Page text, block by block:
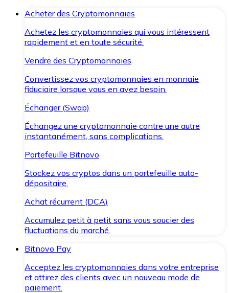
Acheter des Cryptomonnaies
Achetez les cryptomonnaies qui vous intéressent
rapidement et en toute sécurité.
Vendre des Cryptomonnaies
Convertissez vos cryptomonnaies en monnaie
fiduciaire lorsque vous en avez besoin.
Échanger (Swap)
Échangez une cryptomonnaie contre une autre
instantanément, sans complications.
Portefeuille Bitnovo
Stockez vos cryptos dans un portefeuille auto-
dépositaire.
Achat récurrent (DCA)
Accumulez petit à petit sans vous soucier des
fluctuations du marché.
Bitnovo Pay
Acceptez les cryptomonnaies dans votre entreprise
et attirez des clients avec un nouveau mode de
paiement.